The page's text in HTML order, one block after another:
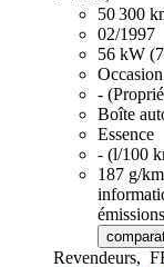
50 300
02/1997
56 kW
Occasion
-
Boîte
Essence
- (l/100
187 g/
Revendeurs,